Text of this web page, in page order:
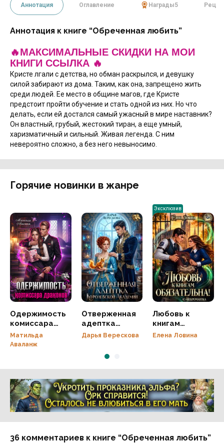
Аннотация Оглавление Награды5
Аннотация к книге “Обреченная любить”
🔥МАКСИМАЛЬНЫЕ СКИДКИ НА МОИ
КНИГИ ССЫЛКА 🔥
Кристе лгали с детства, но обман раскрылся, и девушку
силой забирают из дома. Таким, как она, запрещено жить
среди людей. Ее место в общине магов, где Кристе
предстоит пройти обучение и стать одной из них. Но что
делать, если ей достался самый ужасный в мире наставник?
Он властный, грубый, жестокий тиран, а еще умный,
харизматичный и сильный. Живая легенда. С ним
невероятно сложно, а без него невыносимо.
Горячие новинки в жанре
Одержимость
комиссара
драконов
Матильда
Аваланж
Отверженная
адептка
королевской
Дарья Верескова
Эксклюзив
Любовь к
книгам
обязательна!
Елена Ловина
Реклама 16+ АО «ЛитГород»
36 комментариев к книге “Обреченная любить”